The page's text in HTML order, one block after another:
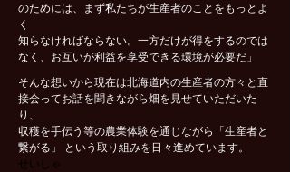
のためには、まず私たちが生産者のことをもっとよ
く
知らなければならない。一方だけが得をするのでは
なく、お互いが利益を享受できる環境が必要だ」
そんな想いから現在は北海道内の生産者の方々と直
接会ってお話を聞きながら畑を見せていただいた
り、
収穫を手伝う等の農業体験を通じながら「生産者と
繋がる」 という取り組みを日々進めています。
せいしゃ